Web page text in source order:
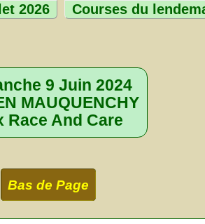
2026 Courses du
9 Juin 2024
MAUQUENCHY
Race And Care
Bas de Page